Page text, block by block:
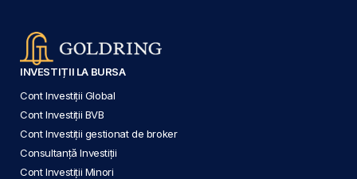
INVESTIȚII LA BURSA
Cont Investiții Global
Cont Investiții BVB
Cont Investiții gestionat de broker
Consultanță Investiții
Cont Investiții Minori